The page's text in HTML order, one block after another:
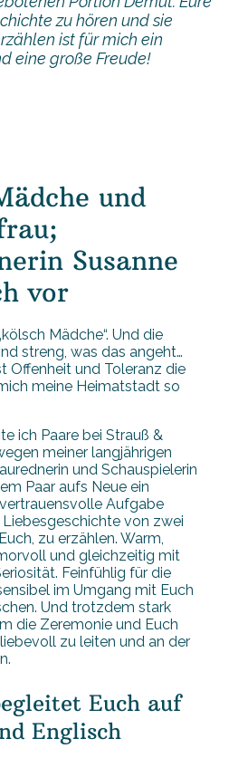
zu hören und sie
ist für mich ein
eine große Freude!
und
Susanne
vor
Mädche“. Und die
streng, was das angeht…
Offenheit und Toleranz die
meine Heimatstadt so
ich Paare bei Strauß &
meiner langjährigen
und Schauspielerin
Paar aufs Neue ein
Aufgabe
von zwei
zu erzählen. Warm,
und gleichzeitig mit
Feinfühlig für die
im Umgang mit Euch
Und trotzdem stark
die Zeremonie und Euch
zu leiten und an der
Euch auf
Englisch